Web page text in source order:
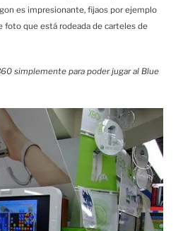
es impresionante, fijaos por ejemplo
foto que está rodeada de carteles de
simplemente para poder jugar al Blue